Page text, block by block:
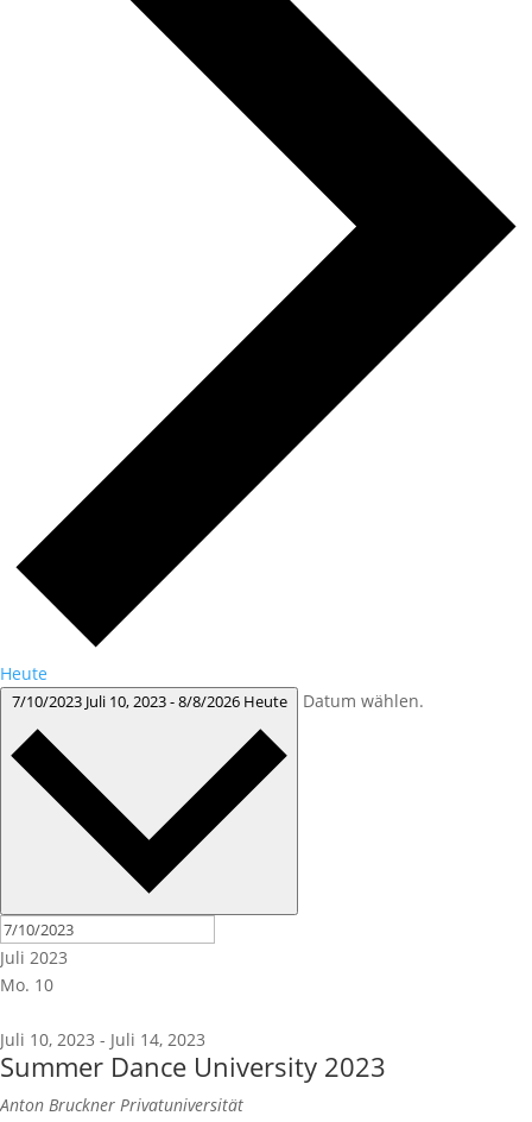
Heute
7/10/2023 Juli 10, 2023-8/8/2026 Heute Datum wählen.
Juli 2023
Mo. 10
Juli 10, 2023 - Juli 14, 2023
Summer Dance University 2023
Anton Bruckner Privatuniversität